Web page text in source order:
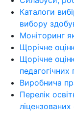
Каталоги
вибору
Моніторинг
Щорічне
Щорічне
педагогічних
Виробнича
Перелік
ліцензoваних